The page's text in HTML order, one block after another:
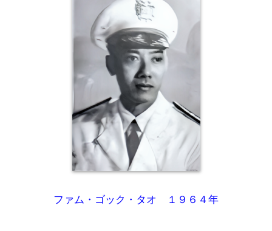
ファム・ゴック・タオ １９６４年